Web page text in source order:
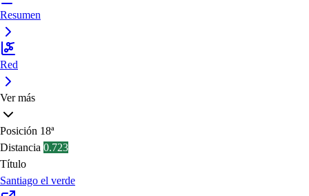
Resumen
Red
Ver más
Posición 18ª
Distancia 0.723
Título
Santiago el verde